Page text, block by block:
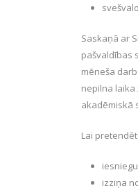
Saskaņā ar
pašvaldības
mēneša
nepilna laika
akadēmiskā
Lai
izziņa